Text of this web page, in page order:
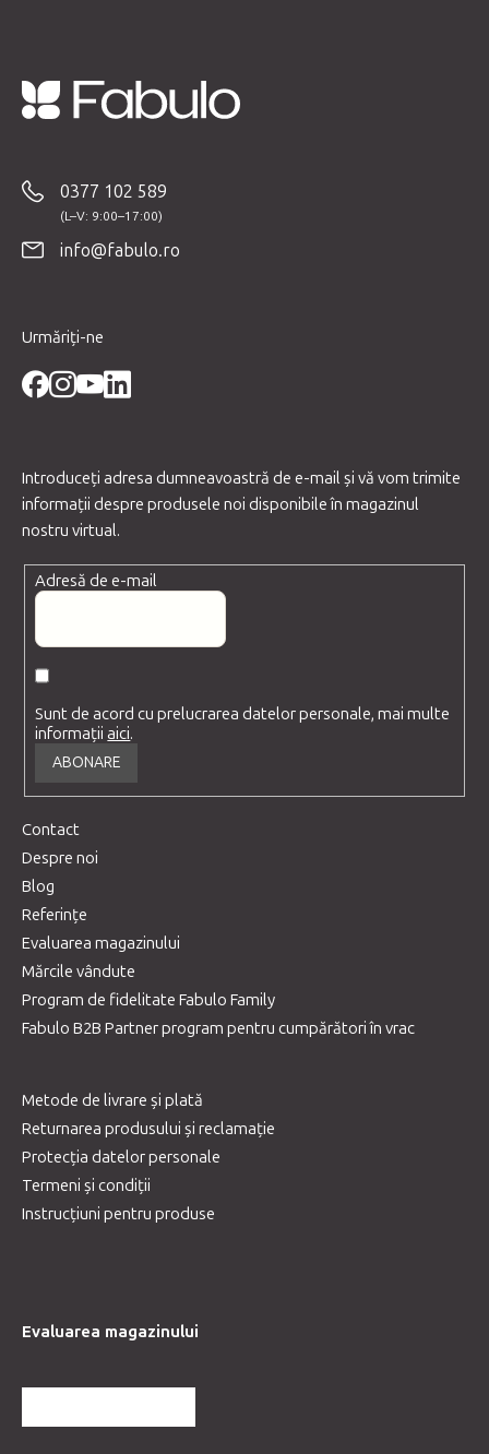
0377 102 589
info@fabulo.ro
Urmăriți-ne
Introduceţi adresa dumneavoastră de e-mail şi vă vom trimite
informaţii despre produsele noi disponibile în magazinul
nostru virtual.
Adresă de e-mail
Sunt de acord cu prelucrarea datelor personale, mai multe
informațiiaici.
ABONARE
Contact
Despre noi
Blog
Referințe
Evaluarea magazinului
Mărcile vândute
Program de fidelitate Fabulo Family
Fabulo B2B Partner program pentru cumpărători în vrac
Metode de livrare și plată
Returnarea produsului și reclamație
Protecția datelor personale
Termeni și condiții
Instrucțiuni pentru produse
Evaluarea magazinului